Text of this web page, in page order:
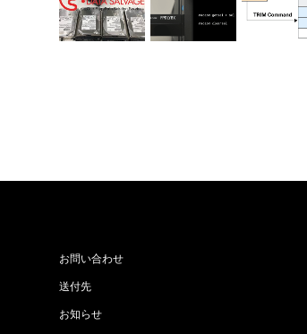
お問い合わせ
送付先
お知らせ